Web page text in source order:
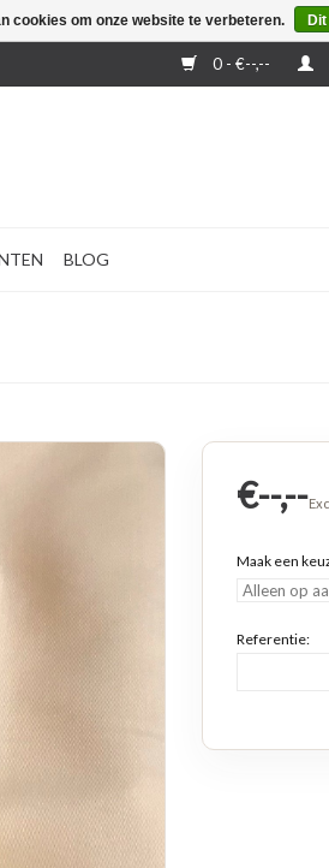
0 - €--,--
BLOG
€--,--
Maak een
Referentie:
cookies om onze website te verbeteren.